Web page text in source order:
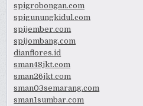
spigrobongan.com
spigunungkidul.com
spijember.com
spijombang.com
dianflores.id
sman48jkt.com
sman26jkt.com
sman03semarang.com
sman1sumbar.com